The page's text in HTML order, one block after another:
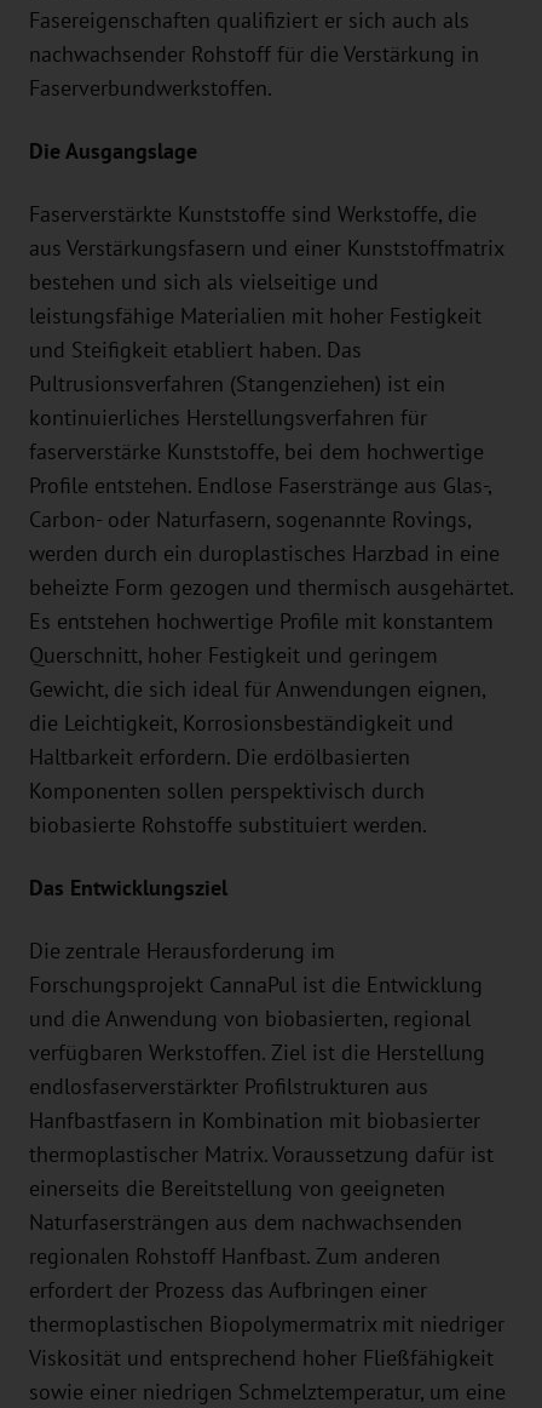
Fasereigenschaften qualifiziert er sich auch als
nachwachsender Rohstoff für die Verstärkung in
Faserverbundwerkstoffen.
Die Ausgangslage
Faserverstärkte Kunststoffe sind Werkstoffe, die
aus Verstärkungsfasern und einer Kunststoffmatrix
bestehen und sich als vielseitige und
leistungsfähige Materialien mit hoher Festigkeit
und Steifigkeit etabliert haben. Das
Pultrusionsverfahren (Stangenziehen) ist ein
kontinuierliches Herstellungsverfahren für
faserverstärke Kunststoffe, bei dem hochwertige
Profile entstehen. Endlose Faserstränge aus Glas-,
Carbon- oder Naturfasern, sogenannte Rovings,
werden durch ein duroplastisches Harzbad in eine
beheizte Form gezogen und thermisch ausgehärtet.
Es entstehen hochwertige Profile mit konstantem
Querschnitt, hoher Festigkeit und geringem
Gewicht, die sich ideal für Anwendungen eignen,
die Leichtigkeit, Korrosionsbeständigkeit und
Haltbarkeit erfordern. Die erdölbasierten
Komponenten sollen perspektivisch durch
biobasierte Rohstoffe substituiert werden.
Das Entwicklungsziel
Die zentrale Herausforderung im
Forschungsprojekt CannaPul ist die Entwicklung
und die Anwendung von biobasierten, regional
verfügbaren Werkstoffen. Ziel ist die Herstellung
endlosfaserverstärkter Profilstrukturen aus
Hanfbastfasern in Kombination mit biobasierter
thermoplastischer Matrix. Voraussetzung dafür ist
einerseits die Bereitstellung von geeigneten
Naturfasersträngen aus dem nachwachsenden
regionalen Rohstoff Hanfbast. Zum anderen
erfordert der Prozess das Aufbringen einer
thermoplastischen Biopolymermatrix mit niedriger
Viskosität und entsprechend hoher Fließfähigkeit
sowie einer niedrigen Schmelztemperatur, um eine